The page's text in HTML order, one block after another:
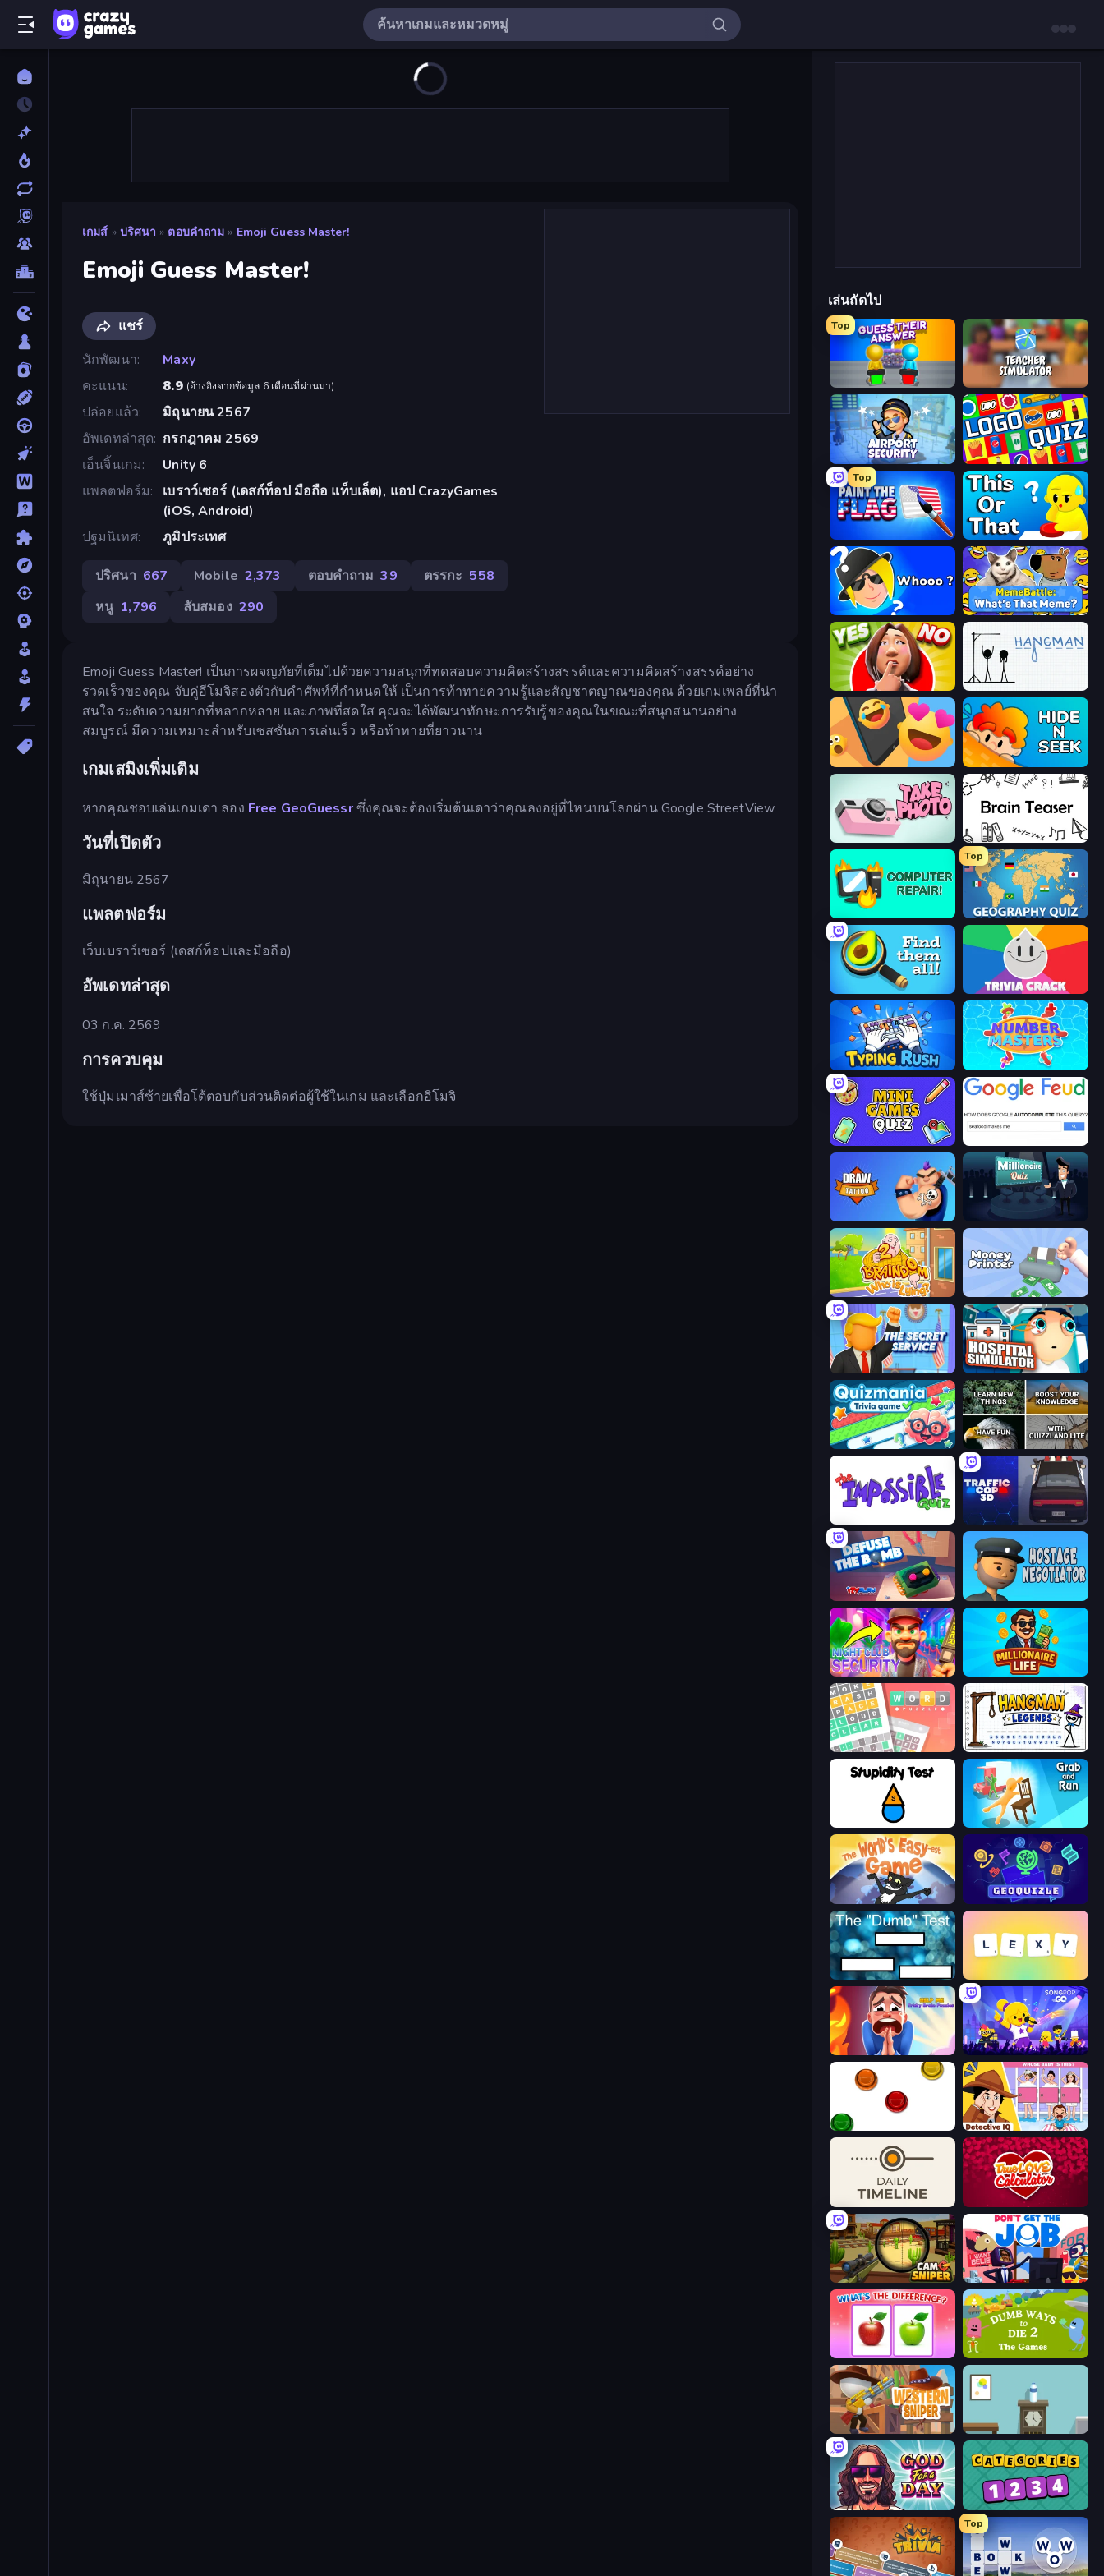
เกมส์ » ปริศนา » ตอบคำถาม » Emoji Guess Master!
Emoji Guess Master!
แชร์
นักพัฒนา
Maxy
คะแนน
8.9 (อ้างอิงจากข้อมูล 6 เดือนที่ผ่านมา)
ปล่อยแล้ว
มิถุนายน 2567
อัพเดทล่าสุด กรกฎาคม 2569
เอ็นจิ้นเกม
Unity 6
แพลตฟอร์ม
เบราว์เซอร์ (เดสก์ท็อป มือถือ แท็บเล็ต), แอป CrazyGames
(iOS, Android)
ปฐมนิเทศ
ภูมิประเทศ
ปริศนา 667 Mobile 2,373 ตอบคำถาม 39 ตรรกะ 558
หนู 1,796 ลับสมอง 290
Emoji Guess Master! เป็นการผจญภัยที่เต็มไปด้วยความสนุกที่ทดสอบความคิดสร้างสรรค์และความคิดสร้างสรรค์อย่าง
รวดเร็วของคุณ จับคู่อีโมจิสองตัวกับคำศัพท์ที่กำหนดให้ เป็นการท้าทายความรู้และสัญชาตญาณของคุณ ด้วยเกมเพลย์ที่น่า
สนใจ ระดับความยากที่หลากหลาย และภาพที่สดใส คุณจะได้พัฒนาทักษะการรับรู้ของคุณในขณะที่สนุกสนานอย่าง
สมบูรณ์ มีความเหมาะสำหรับเซสชันการเล่นเร็ว หรือท้าทายที่ยาวนาน
เกมเสมิงเพิ่มเติม
หากคุณชอบเล่นเกมเดา ลอง Free GeoGuessrซึ่งคุณจะต้องเริ่มต้นเดาว่าคุณลงอยู่ที่ไหนบนโลกผ่าน Google StreetView
วันที่เปิดตัว
มิถุนายน 2567
แพลตฟอร์ม
เว็บเบราว์เซอร์ (เดสก์ท็อปและมือถือ)
อัพเดทล่าสุด
03 ก.ค. 2569
การควบคุม
ใช้ปุ่มเมาส์ซ้ายเพื่อโต้ตอบกับส่วนติดต่อผู้ใช้ในเกม และเลือกอิโมจิ
เล่นถัดไป
Top
Guess Their Answer Teacher Simulator
Airport Security Logo Quiz: Game World Trivia
Top
Paint the Flag ToT or Trivia
Whooo? MemeBattle: What's That Meme?
Yes or No Challenge Hangman
Reply Run Hide N Seek
Take Photo Brain Teaser
Top
Geography Quiz: Flags and Capitals
Find Them All! Trivia Crack
Typing Rush Number Masters
Mini Games Quiz
Millionaire Quiz
Braindom 2: Who is Lying? Money Printer
The Secret Service Hospital Simulator
Quizmania: Trivia Game QuizzLand Trivia
Traffic Cop 3D
Defuse the Bomb 3D Hostage Negotiator
Night Club Security Millionaire Life
Wordler Hangman Legends
Stupidity Test Grab and Run
GeoQuizle
The Dumb Test
Help Me: Tricky Brain Puzzles SongPop GO
The Idiot Test Detective IQ: Brain Games
Daily Timeline Love Calculator
Camo Sniper Don't Get the Job
What's The Difference? Dumb Ways to Die 2
Western Sniper Flip Bottle
God For a Day: Prequel Categories
Top